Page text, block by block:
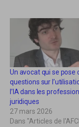
t
t
e
r
o
v
r
e
d
a
n
s
u
n
e
e
b
o
o
k
(
o
u
v
r
e
d
a
u
n
Un avocat qui se pose
questions sur
l’IA dans les
juridiques
27 mars 2026
Dans "Articles de